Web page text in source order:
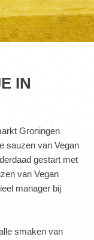
IN
Groningen
sauzen van Vegan
gestart met
van Vegan
manager bij
smaken van